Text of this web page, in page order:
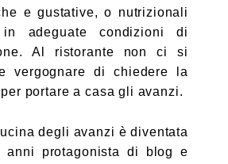
e gustative, o nutrizionali
in adeguate condizioni di
Al ristorante non ci si
vergognare di chiedere la
portare a casa gli avanzi.
degli avanzi è diventata
anni protagonista di blog e